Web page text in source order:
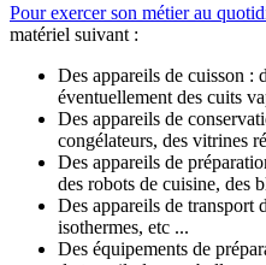
Pour exercer son métier au
matériel suivant :
Des appareils de cuisson :
éventuellement des cuits
Des appareils de
congélateurs, des vitrines
Des appareils de
des robots de cuisine, des
Des appareils de transport
isothermes, etc ...
Des équipements de